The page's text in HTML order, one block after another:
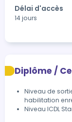
Délai d'accès
14 jours
Diplôme /
Niveau de
habilitation
Niveau ICDL